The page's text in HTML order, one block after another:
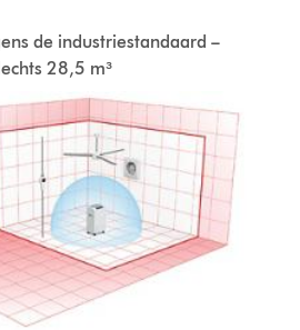
de industriestandaard –
28,5 m³